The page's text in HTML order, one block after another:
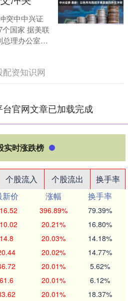
突中中兴证
国家 据美联
理办公室指
班牙12日
配资知识网
官网文章已加载完成
实时涨跌榜
个股流入 个股流出
换手率
新价 涨幅
换手率
396.89% 79.39%
20.21% 16.80%
14.8 20.03% 14.18%
20.02% 14.77%
20.01% 5.62%
61.6 20.01% 6.12%
20.01% 18.37%